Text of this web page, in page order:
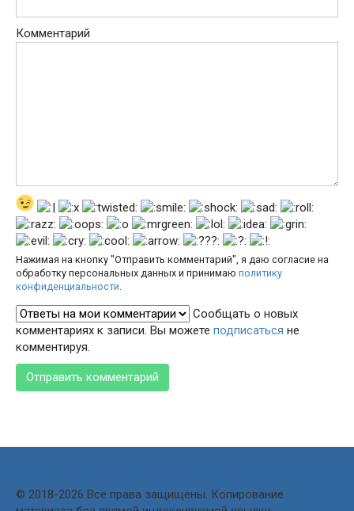
Комментарий
Нажимая на кнопку "Отправить комментарий", я даю согласие на
обработку персональных данных и принимаю политику
конфиденциальности.
Сообщать о новых
комментариях к записи. Вы можете подписаться не
комментируя.
© 2018-2026 Все права защищены. Копирование